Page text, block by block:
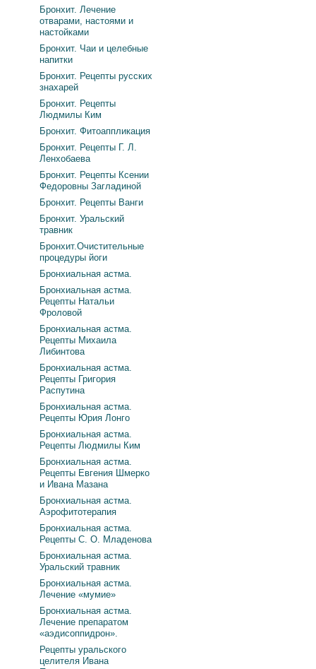
Бронхит. Лечение
отварами, настоями и
настойками
Бронхит. Чаи и целебные
напитки
Бронхит. Рецепты русских
знахарей
Бронхит. Рецепты
Людмилы Ким
Бронхит. Фитоаппликация
Бронхит. Рецепты Г. Л.
Ленхобаева
Бронхит. Рецепты Ксении
Федоровны Загладиной
Бронхит. Рецепты Ванги
Бронхит. Уральский
травник
Бронхит.Очистительные
процедуры йоги
Бронхиальная астма.
Бронхиальная астма.
Рецепты Натальи
Фроловой
Бронхиальная астма.
Рецепты Михаила
Либинтова
Бронхиальная астма.
Рецепты Григория
Распутина
Бронхиальная астма.
Рецепты Юрия Лонго
Бронхиальная астма.
Рецепты Людмилы Ким
Бронхиальная астма.
Рецепты Евгения Шмерко
и Ивана Мазана
Бронхиальная астма.
Аэрофитотерапия
Бронхиальная астма.
Рецепты С. О. Младенова
Бронхиальная астма.
Уральский травник
Бронхиальная астма.
Лечение «мумие»
Бронхиальная астма.
Лечение препаратом
«аэдисоппидрон».
Рецепты уральского
целителя Ивана